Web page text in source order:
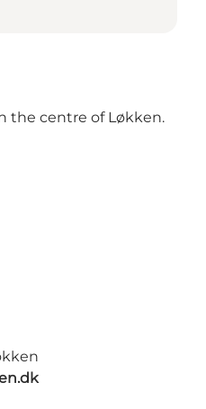
the centre of Løkken.